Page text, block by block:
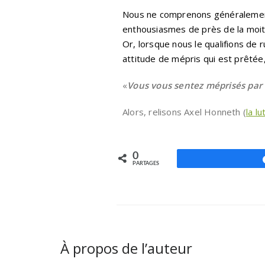
Nous ne comprenons
enthousiasmes de près de la
Or, lorsque nous le qualifions de
attitude de mépris qui est
«Vous vous sentez méprisés
Alors, relisons Axel Honneth (la
0
PARTAGES
À propos de l’auteur